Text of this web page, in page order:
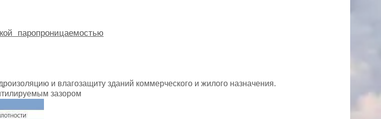
паропроницаемостью
и влагозащиту зданий коммерческого и жилого назначения.
зазором